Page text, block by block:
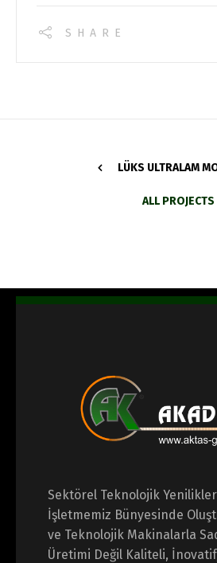
SHARE
LÜKS ULTRALAM
ALL PROJECTS
Sektörel Teknolojik
İşletmemiz Bünyesinde
ve Teknolojik Makinalarla
Üretimi Değil Kaliteli,